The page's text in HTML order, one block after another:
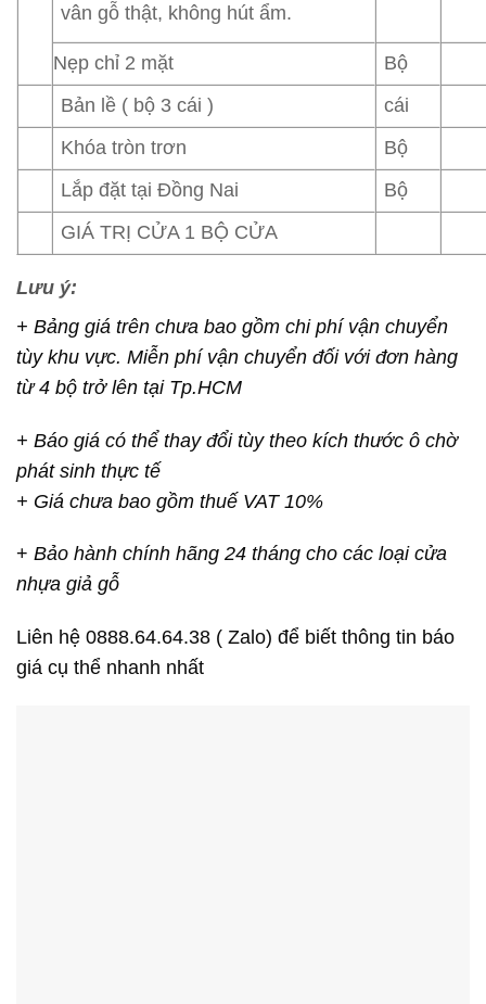
vân gỗ thật, không hút ẩm.
Nẹp chỉ 2 mặt
Bộ
Bản lề ( bộ 3 cái )
cái
Khóa tròn trơn
Bộ
Lắp đặt tại Đồng Nai
Bộ
GIÁ TRỊ CỬA 1 BỘ CỬA
Lưu ý:
+ Bảng giá trên chưa bao gồm chi phí vận chuyển
tùy khu vực. Miễn phí vận chuyển đối với đơn hàng
từ 4 bộ trở lên tại Tp.HCM
+ Báo giá có thể thay đổi tùy theo kích thước ô chờ
phát sinh thực tế
+ Giá chưa bao gồm thuế VAT 10%
+ Bảo hành chính hãng 24 tháng cho các loại cửa
nhựa giả gỗ
Liên hệ 0888.64.64.38 ( Zalo) để biết thông tin báo
giá cụ thể nhanh nhất